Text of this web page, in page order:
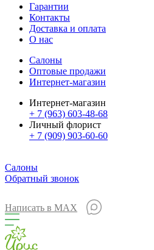
Гарантии
Контакты
Доставка и оплата
О нас
Салоны
Оптовые продажи
Интернет-магазин
Интернет-магазин
+ 7 (963) 603-48-68
Личный флорист
+ 7 (909) 903-60-60
Салоны
Обратный звонок
Написать в MAX